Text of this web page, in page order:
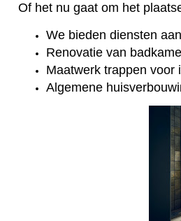
Of het nu gaat om het
We bieden diensten
Renovatie van
Maatwerk trappen voor
Algemene